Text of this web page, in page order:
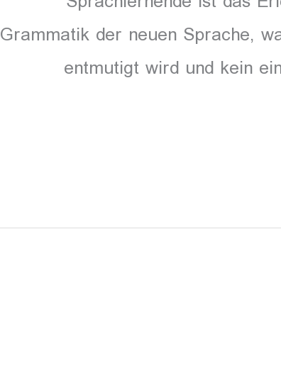
Grammatik der neuen Sprache,
entmutigt wird und kein